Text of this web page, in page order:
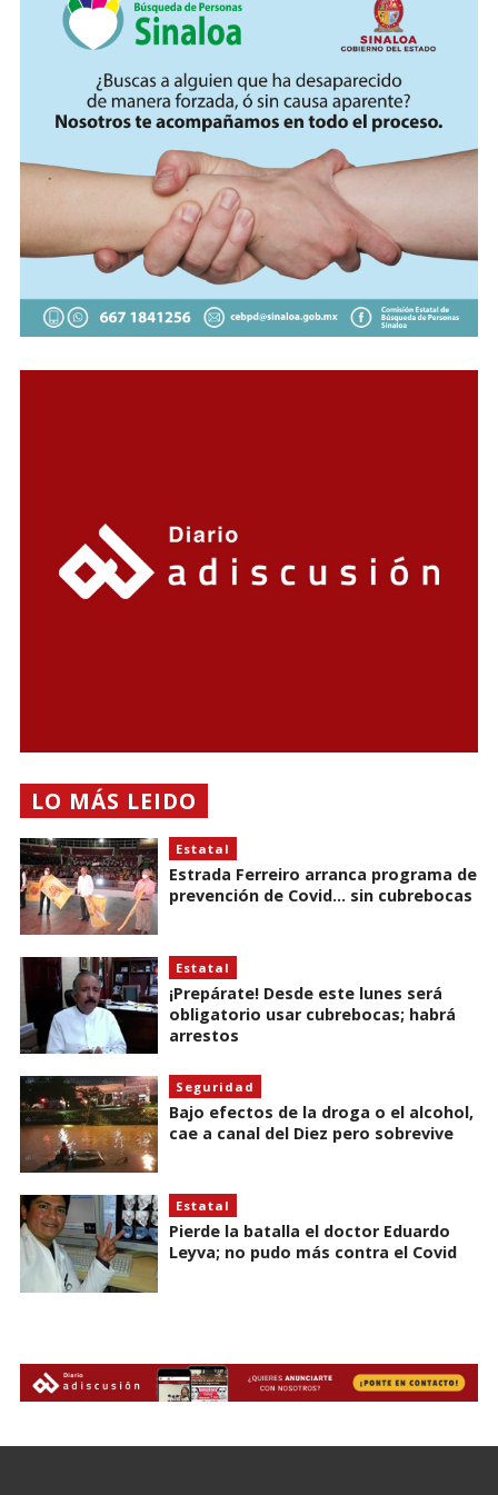
LO MÁS LEIDO
Estatal
Estrada Ferreiro arranca programa de
prevención de Covid... sin cubrebocas
Estatal
¡Prepárate! Desde este lunes será
obligatorio usar cubrebocas; habrá
arrestos
Seguridad
Bajo efectos de la droga o el alcohol,
cae a canal del Diez pero sobrevive
Estatal
Pierde la batalla el doctor Eduardo
Leyva; no pudo más contra el Covid